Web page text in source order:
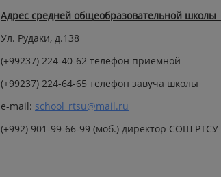
Адрес средней общеобразовательной школы
Ул. Рудаки, д.138
(+99237) 224-40-62 телефон приемной
(+99237) 224-64-65 телефон завуча школы
e-mail: school_rtsu@mail.ru
(+992) 901-99-66-99 (моб.) директор СОШ